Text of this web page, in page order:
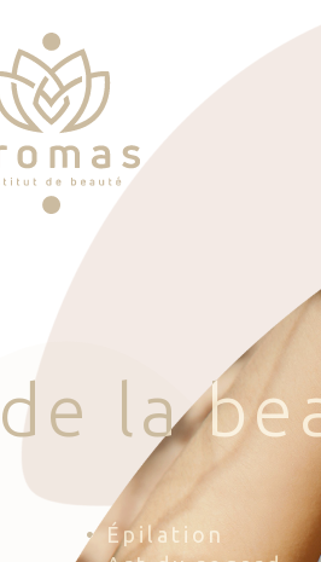
d e la be
• Épilation